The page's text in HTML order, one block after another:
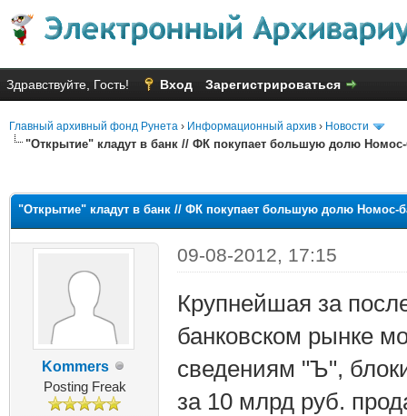
Здравствуйте, Гость! Вход Зарегистрироваться
Главный архивный фонд Рунета › Информационный архив › Новости
"Открытие" кладут в банк // ФК покупает большую долю Номос-
"Открытие" кладут в банк // ФК покупает большую долю Номос-
Kommers
Posting Freak
09-08-2012, 17:15
Крупнейшая за
банковском рынке
сведениям "Ъ",
за 10 млрд руб.